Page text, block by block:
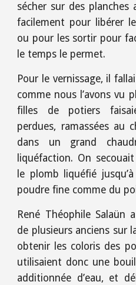
sécher sur des planches
facilement pour libérer
ou pour les sortir pour
le temps le permet.
Pour le vernissage, il
comme nous l’avons vu
filles de potiers
perdues, ramassées au
dans un grand
liquéfaction. On
le plomb liquéfié
poudre fine comme du
René Théophile Salaün
de plusieurs anciens sur
obtenir les coloris des
utilisaient donc une
additionnée d’eau, et